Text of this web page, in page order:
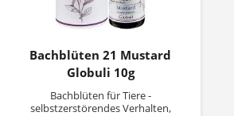
Bachblüten 21 Mustard
Globuli 10g
Bachblüten für Tiere -
selbstzerstörendes Verhalten,